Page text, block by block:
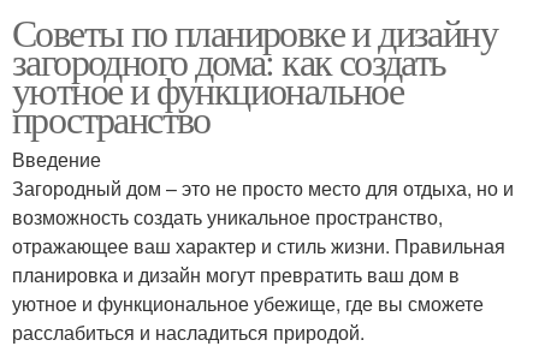
Советы по планировке и дизайну
загородного дома: как создать
уютное и функциональное
пространство
Введение
Загородный дом – это не просто место для отдыха, но и
возможность создать уникальное пространство,
отражающее ваш характер и стиль жизни. Правильная
планировка и дизайн могут превратить ваш дом в
уютное и функциональное убежище, где вы сможете
расслабиться и насладиться природой.